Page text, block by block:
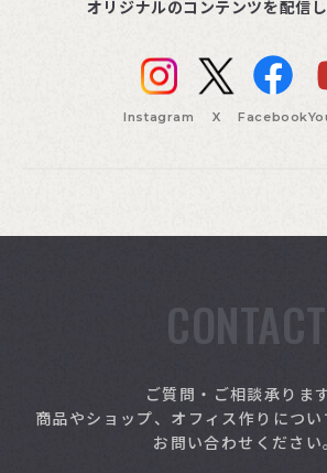
オリジナルのコンテンツを配信し
Instagram X Facebook
CONTACT
ご質問・ご相談承ります
商品やショップ、オフィス作りにつ
お問い合わせください